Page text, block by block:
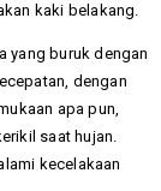
kaki belakang.
yang buruk dengan
dengan
apa pun,
saat hujan.
kecelakaan